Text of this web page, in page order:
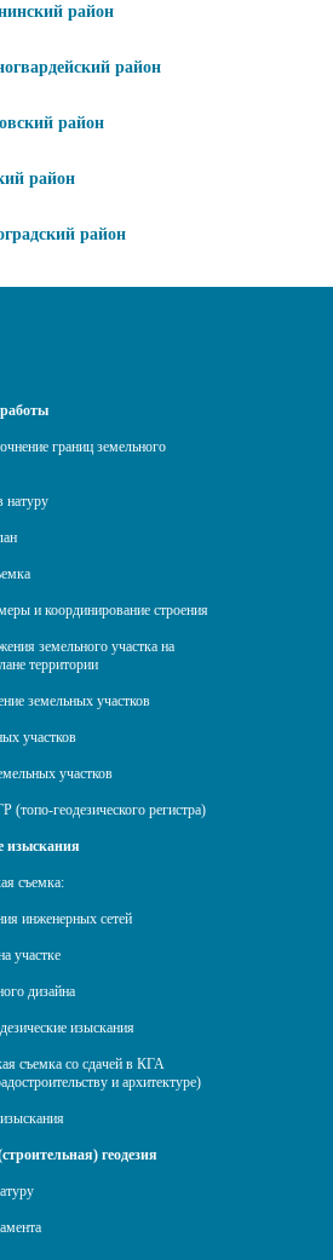
район
район
район
район
район
границ земельного
натуру
и координирование строения
земельного участка на
территории
земельных участков
участков
участков
(топо-геодезического регистра)
изыскания
съемка:
инженерных сетей
участке
дизайна
изыскания
съемка со сдачей в КГА
и архитектуре)
геодезия